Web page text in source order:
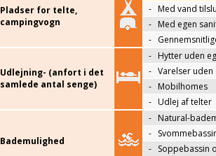
Pladser for telte,
campingvogn
- Med vand
- Med egen
-
Udlejning- (anfort i det
samlede antal senge)
- Hytter uden
- Varelser
- Mobilhomes
- Udlej af telter
Bademulighed
- Natural-
-
- Soppebassin